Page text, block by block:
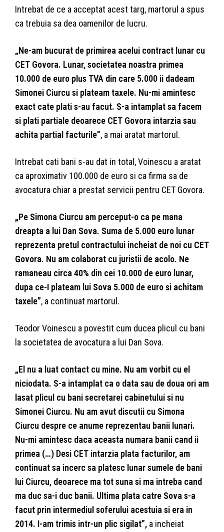
Intrebat de ce a acceptat acest targ, martorul a spus
ca trebuia sa dea oamenilor de lucru.
„Ne-am bucurat de primirea acelui contract lunar cu
CET Govora. Lunar, societatea noastra primea
10.000 de euro plus TVA din care 5.000 ii dadeam
Simonei Ciurcu si plateam taxele. Nu-mi amintesc
exact cate plati s-au facut. S-a intamplat sa facem
si plati partiale deoarece CET Govora intarzia sau
achita partial facturile”, a mai aratat martorul.
Intrebat cati bani s-au dat in total, Voinescu a aratat
ca aproximativ 100.000 de euro si ca firma sa de
avocatura chiar a prestat servicii pentru CET Govora.
„Pe Simona Ciurcu am perceput-o ca pe mana
dreapta a lui Dan Sova. Suma de 5.000 euro lunar
reprezenta pretul contractului incheiat de noi cu CET
Govora. Nu am colaborat cu juristii de acolo. Ne
ramaneau circa 40% din cei 10.000 de euro lunar,
dupa ce-I plateam lui Sova 5.000 de euro si achitam
taxele”, a continuat martorul.
Teodor Voinescu a povestit cum ducea plicul cu bani
la societatea de avocatura a lui Dan Sova.
„El nu a luat contact cu mine. Nu am vorbit cu el
niciodata. S-a intamplat ca o data sau de doua ori am
lasat plicul cu bani secretarei cabinetului si nu
Simonei Ciurcu. Nu am avut discutii cu Simona
Ciurcu despre ce anume reprezentau banii lunari.
Nu-mi amintesc daca aceasta numara banii cand ii
primea (…) Desi CET intarzia plata facturilor, am
continuat sa incerc sa platesc lunar sumele de bani
lui Ciurcu, deoarece ma tot suna si ma intreba cand
ma duc sa-i duc banii. Ultima plata catre Sova s-a
facut prin intermediul soferului acestuia si era in
2014. I-am trimis intr-un plic sigilat”, a incheiat